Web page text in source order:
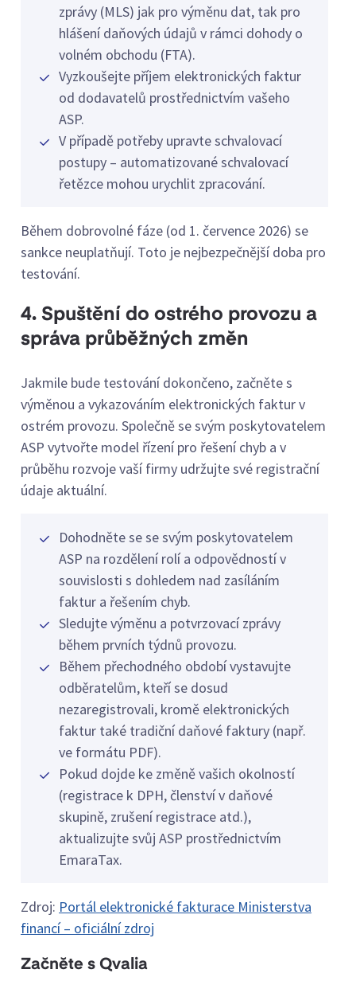
zprávy (MLS) jak pro výměnu dat, tak pro
hlášení daňových údajů v rámci dohody o
volném obchodu (FTA).
Vyzkoušejte příjem elektronických faktur
od dodavatelů prostřednictvím vašeho
ASP.
V případě potřeby upravte schvalovací
postupy – automatizované schvalovací
řetězce mohou urychlit zpracování.
Během dobrovolné fáze (od 1. července 2026) se
sankce neuplatňují. Toto je nejbezpečnější doba pro
testování.
4. Spuštění do ostrého provozu a
správa průběžných změn
Jakmile bude testování dokončeno, začněte s
výměnou a vykazováním elektronických faktur v
ostrém provozu. Společně se svým poskytovatelem
ASP vytvořte model řízení pro řešení chyb a v
průběhu rozvoje vaší firmy udržujte své registrační
údaje aktuální.
Dohodněte se se svým poskytovatelem
ASP na rozdělení rolí a odpovědností v
souvislosti s dohledem nad zasíláním
faktur a řešením chyb.
Sledujte výměnu a potvrzovací zprávy
během prvních týdnů provozu.
Během přechodného období vystavujte
odběratelům, kteří se dosud
nezaregistrovali, kromě elektronických
faktur také tradiční daňové faktury (např.
ve formátu PDF).
Pokud dojde ke změně vašich okolností
(registrace k DPH, členství v daňové
skupině, zrušení registrace atd.),
aktualizujte svůj ASP prostřednictvím
EmaraTax.
Zdroj: Portál elektronické fakturace Ministerstva
financí – oficiální zdroj
Začněte s Qvalia